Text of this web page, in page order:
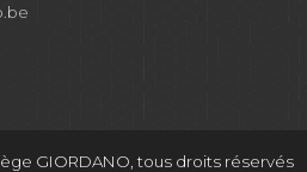
GIORDANO, tous droits réservés